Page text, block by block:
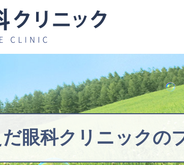
だ眼科クリニックの